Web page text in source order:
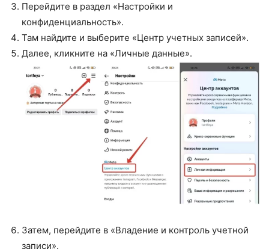
Перейдите в раздел «Настройки и
конфиденциальность».
Там найдите и выберите «Центр учетных записей».
Далее, кликните на «Личные данные».
Затем, перейдите в «Владение и контроль учетной
записи».